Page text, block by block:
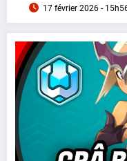
17 février 2026 -